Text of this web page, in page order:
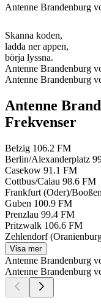
Antenne Brandenburg
Skanna koden,
ladda ner appen,
börja lyssna.
Antenne Brandenburg
Antenne Brandenburg
Antenne
Frekvenser
Belzig 106.2 FM
Berlin/Alexanderplatz
Casekow 91.1 FM
Cottbus/Calau 98.6 FM
Frankfurt (Oder)/Booßen
Guben 100.9 FM
Prenzlau 99.4 FM
Pritzwalk 106.6 FM
Zehlendorf
Visa mer
Antenne Brandenburg
Antenne Brandenburg